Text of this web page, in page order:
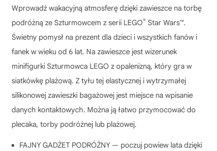
Wprowadź wakacyjną atmosferę dzięki zawieszce na torbę
podróżną ze Szturmowcem z serii LEGO® Star Wars™.
Świetny pomysł na prezent dla dzieci i wszystkich fanów i
fanek w wieku od 6 lat. Na zawieszce jest wizerunek
minifigurki Szturmowca LEGO z opalenizną, który gra w
siatkówkę plażową. Z tyłu tej elastycznej i wytrzymałej
silikonowej zawieszki bagażowej jest miejsce na wpisanie
danych kontaktowych. Można ją łatwo przymocować do
plecaka, torby podróżnej lub plażowej.
FAJNY GADŻET PODRÓŻNY — poczuj powiew lata dzięki